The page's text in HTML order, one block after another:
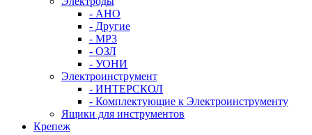
- АНО
- Другие
- МР3
- ОЗЛ
- УОНИ
Электроинструмент
- ИНТЕРСКОЛ
- Комплектующие к Электроинструменту
Ящики для инструментов
Крепеж